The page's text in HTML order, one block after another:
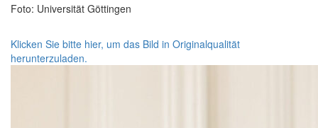
Foto: Universität Göttingen
Klicken Sie bitte hier, um das Bild in Originalqualität
herunterzuladen.